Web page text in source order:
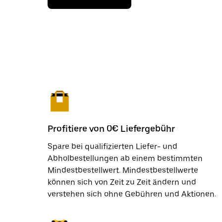
Profitiere von 0€ Liefergebühr
Spare bei qualifizierten Liefer- und
Abholbestellungen ab einem bestimmten
Mindestbestellwert. Mindestbestellwerte
können sich von Zeit zu Zeit ändern und
verstehen sich ohne Gebühren und Aktionen.